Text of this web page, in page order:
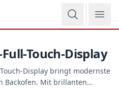
Touch-Display
Display bringt modernste
Backofen. Mit brillanten